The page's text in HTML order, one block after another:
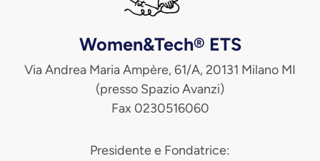
Women&Tech® ETS
Via Andrea Maria Ampère, 61/A, 20131 Milano MI
(presso Spazio Avanzi)
Fax 0230516060
Presidente e Fondatrice: